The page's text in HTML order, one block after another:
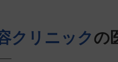
クリニックの